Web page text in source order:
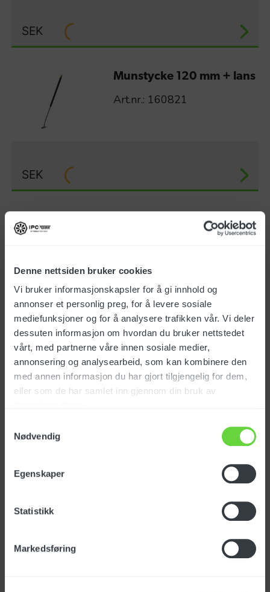
Denne nettsiden bruker cookies
Vi bruker informasjonskapsler for å gi innhold og
annonser et personlig preg, for å levere sosiale
mediefunksjoner og for å analysere trafikken vår. Vi deler
dessuten informasjon om hvordan du bruker nettstedet
vårt, med partnerne våre innen sosiale medier,
annonsering og analysearbeid, som kan kombinere den
med annen informasjon du har gjort tilgjengelig for dem,
eller som de har samlet inn gjennom din bruk av
Nødvendig
Egenskaper
Statistikk
Markedsføring
SEK
Munstycke 120 mm + lans
Art.nr.: 160821
SEK
Munstycke 120 mm + lans
SEK
Munstycke 160 mm + lans
Art.nr.: 160823
Munstycke 200 mm + lans